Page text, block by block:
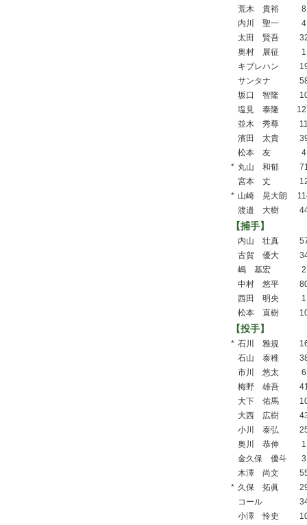
荒木 貴裕
8
内川 聖一
4
太田 賢吾
奥村 展征
1
キブレハン
サンタナ
坂口 智隆
塩見 泰隆
並木 秀尊
濱田 太貴
松本 友
4
* 丸山 和郁
宮本 丈
* 山崎 晃大朗
渡邉 大樹
【捕手】
内山 壮真
古賀 優大
嶋 基宏
2
中村 悠平
西田 明央
1
松本 直樹
【投手】
* 石川 雅規
石山 泰稚
市川 悠太
6
梅野 雄吾
大下 佑馬
大西 広樹
小川 泰弘
奥川 恭伸
1
金久保 優斗
3
木澤 尚文
* 久保 拓眞
コール
小澤 怜史